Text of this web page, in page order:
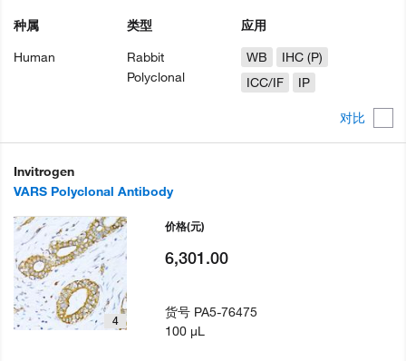
对比
种属
Human
类型
Rabbit
Polyclonal
应用
WB
IHC (P)
ICC/IF
IP
Invitrogen
VARS Polyclonal Antibody
4
价格(元)
6,301.00
货号 PA5-76475
100 µL